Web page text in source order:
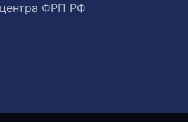
центра ФРП РФ